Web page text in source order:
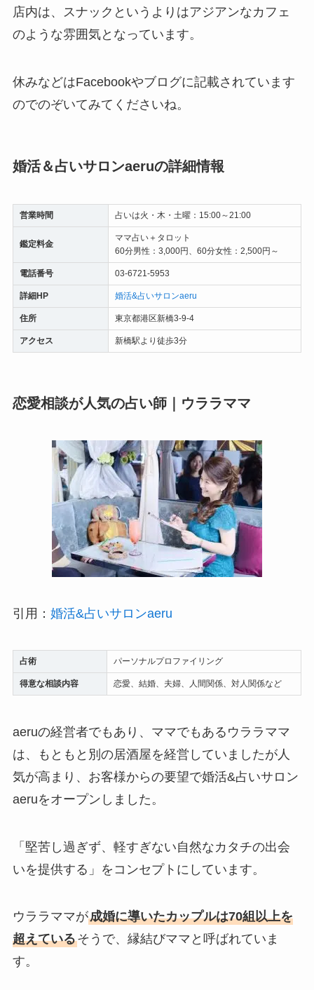
店内は、スナックというよりはアジアンなカフェ
のような雰囲気となっています。
休みなどはFacebookやブログに記載されています
のでのぞいてみてくださいね。
婚活＆占いサロンaeruの詳細情報
営業時間 占いは火・木・土曜：15:00～21:00
鑑定料金
ママ占い＋タロット
60分男性：3,000円、60分女性：2,500円～
電話番号 03-6721-5953
詳細HP 婚活&占いサロンaeru
住所 東京都港区新橋3-9-4
アクセス 新橋駅より徒歩3分
恋愛相談が人気の占い師｜ウララママ
引用： 婚活&占いサロンaeru
占術 パーソナルプロファイリング
得意な相談内容 恋愛、結婚、夫婦、人間関係、対人関係など
aeruの経営者でもあり、ママでもあるウララママ
は、もともと別の居酒屋を経営していましたが人
気が高まり、お客様からの要望で婚活&占いサロン
aeruをオープンしました。
「堅苦し過ぎず、軽すぎない自然なカタチの出会
いを提供する」をコンセプトにしています。
ウララママが成婚に導いたカップルは70組以上を
超えているそうで、縁結びママと呼ばれていま
す。